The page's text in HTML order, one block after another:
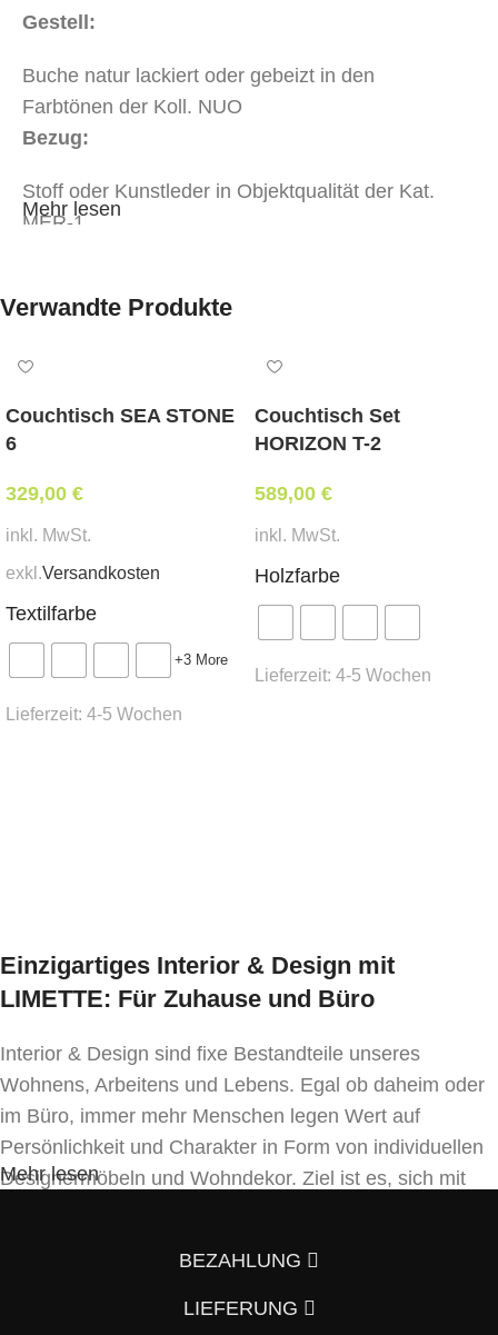
Gestell:
Buche natur lackiert oder gebeizt in den
Farbtönen der Koll. NUO
Bezug:
Stoff oder Kunstleder in Objektqualität der Kat.
MER-1
Weißpolsterung*
tapeziert mit Ihrem beigestelltem Eigenbezug*
Breite 60 cm, Tiefe 58 cm, Sitzhöhe 47 cm,
4 Stk.
Stoffbedarf:
(für Weißpolsterung / beigestellten
Lieferzeit:
Mehr lesen
Verwandte Produkte
Couchtisch SEA STONE
6
329,00 €
inkl. MwSt.
exkl.Versandkosten
Textilfarbe
+3 More
Lieferzeit: 4-5 Wochen
Couchtisch Set
HORIZON T-2
589,00 €
inkl. MwSt.
Holzfarbe
Lieferzeit: 4-5 Wochen
Einzigartiges Interior & Design mit
LIMETTE: Für Zuhause und Büro
Interior & Design sind fixe Bestandteile unseres
Wohnens, Arbeitens und Lebens. Egal ob daheim oder
im Büro, immer mehr Menschen legen Wert auf
Persönlichkeit und Charakter in Form von individuellen
Designermöbeln und Wohndekor. Ziel ist es, sich mit
von der Masse abzuheben.
Mehr lesen
BEZAHLUNG
LIEFERUNG